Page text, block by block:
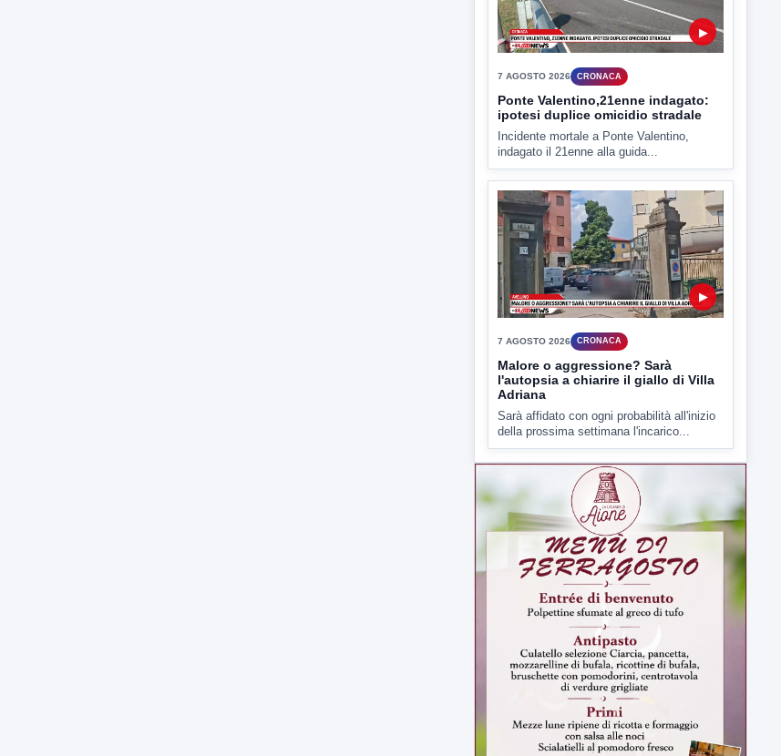
indagato il 21enne alla guida...
7 AGOSTO 2026 CRONACA
Malore o aggressione? Sarà
l'autopsia a chiarire il giallo di Villa
Adriana
Sarà affidato con ogni probabilità all'inizio
della prossima settimana l'incarico...